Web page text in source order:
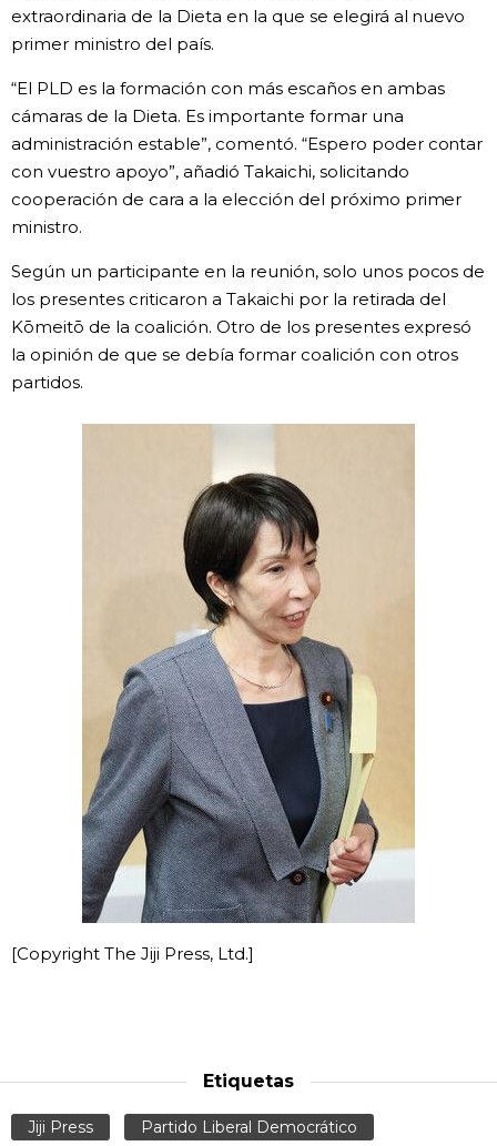
Fragmentos de Japón
Gente
Tokio
Avisos
extraordinaria de la Dieta en la que se elegirá al nuevo
primer ministro del país.
“El PLD es la formación con más escaños en ambas
cámaras de la Dieta. Es importante formar una
administración estable”, comentó. “Espero poder contar
con vuestro apoyo”, añadió Takaichi, solicitando
cooperación de cara a la elección del próximo primer
ministro.
Según un participante en la reunión, solo unos pocos de
los presentes criticaron a Takaichi por la retirada del
Kōmeitō de la coalición. Otro de los presentes expresó
la opinión de que se debía formar coalición con otros
partidos.
[Copyright The Jiji Press, Ltd.]
Etiquetas
Jiji Press Partido Liberal Democrático